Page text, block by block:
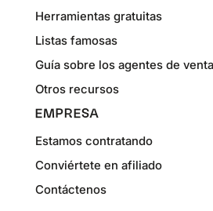
Herramientas gratuitas
Listas famosas
Guía sobre los agentes de
Otros recursos
EMPRESA
Estamos contratando
Conviértete en afiliado
Contáctenos